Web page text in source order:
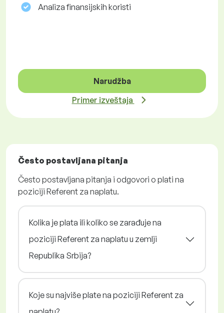
Analiza finansijskih koristi
Narudžba
Primer izveštaja
Često postavljana pitanja
Često postavljana pitanja i odgovori o plati na
poziciji Referent za naplatu.
Kolika je plata ili koliko se zarađuje na
poziciji Referent za naplatu u zemlji
Republika Srbija?
Koje su najviše plate na poziciji Referent za